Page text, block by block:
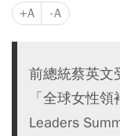
+A -A
前總統蔡英文
「全球女性
Leaders